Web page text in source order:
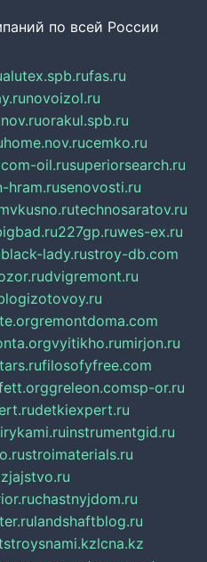
по всей России
alutex.spb.rufas.ru
novoizol.ru
orakul.spb.ru
home.nov.rucemko.ru
oil.rusuperiorsearch.ru
hram.rusenovosti.ru
technosaratov.ru
227gp.ruwes-ex.ru
black-lady.rustroy-db.com
dvigremont.ru
remontdoma.com
vyitikho.rumirjon.ru
filosofyfree.com
greleon.comsp-or.ru
detkiexpert.ru
instrumentgid.ru
stroimaterials.ru
chastnyjdom.ru
landshaftblog.ru
stroysnami.kzlcna.kz